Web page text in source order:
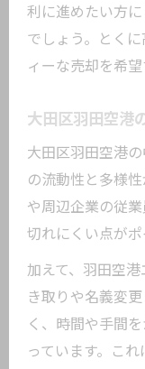
愛車を高値
中古車
姿勢
コツ
買取業
利に
中古車
とは
交渉時
説
羽田空港周
ント
利に進めたい方
でしょう。とく
ィーな売却を希望
大田区羽田空港
大田区羽田空港
の流動性と多様
や周辺企業の従
切れにくい点がポ
加えて、羽田空
き取りや名義変
く、時間や手間
っています。こ